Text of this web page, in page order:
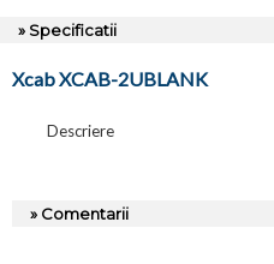
» Specificatii
Xcab XCAB-2UBLANK
Descriere
» Comentarii